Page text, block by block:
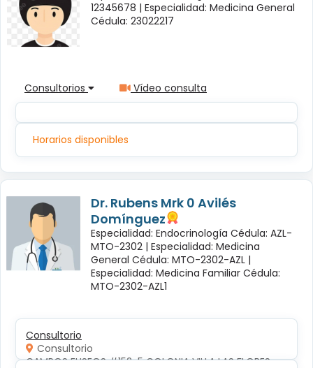
12345678 | Especialidad: Medicina General
Cédula: 23022217
Consultorios Vídeo consulta
Horarios disponibles
Dr. Rubens Mrk 0 Avilés
Domínguez
Especialidad: Endocrinología Cédula: AZL-
MTO-2302 | Especialidad: Medicina
General Cédula: MTO-2302-AZL |
Especialidad: Medicina Familiar Cédula:
MTO-2302-AZL1
Consultorio
Consultorio
CAMPOS ELISEOS #152-5 COLONIA VILLA LAS FLORES